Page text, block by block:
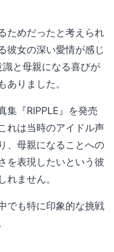
ためだったと考えられ
彼女の深い愛情が感じ
と母親になる喜びが
りました。
集『RIPPLE』を発売
れは当時のアイドル声
、母親になることへの
を表現したいという彼
ません。
でも特に印象的な挑戦